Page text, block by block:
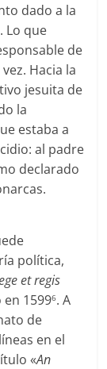
dado a la
Lo que
de
Hacia la
jesuita de
la
estaba a
al padre
declarado
política,
et regis
en 15996. A
de
en el
«An